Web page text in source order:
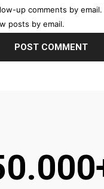
up comments by email.
posts by email.